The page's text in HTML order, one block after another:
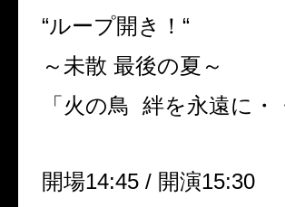
“ループ開き！ “
～未散 最後の夏～
「火の鳥 絆を永遠に・
開場14:45 / 開演15:30